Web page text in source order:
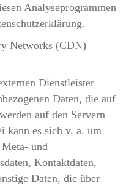
Analyseprogrammen
Networks (CDN)
Dienstleister
Daten, die auf
auf den Servern
kann es sich v. a. um
und
Kontaktdaten,
Daten, die über